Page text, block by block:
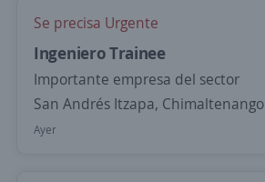
Se precisa Urgente
Ingeniero Trainee
Importante empresa del sector
San Andrés Itzapa, Chimaltenango
Ayer